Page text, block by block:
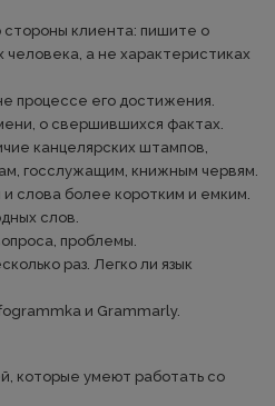
клиента: пишите о
а не характеристиках
процессе его достижения.
о свершившихся фактах.
канцелярских штампов,
госслужащим, книжным червям.
слова более коротким и емким.
слов.
проблемы.
раз. Легко ли язык
и Grammarly.
которые умеют работать со